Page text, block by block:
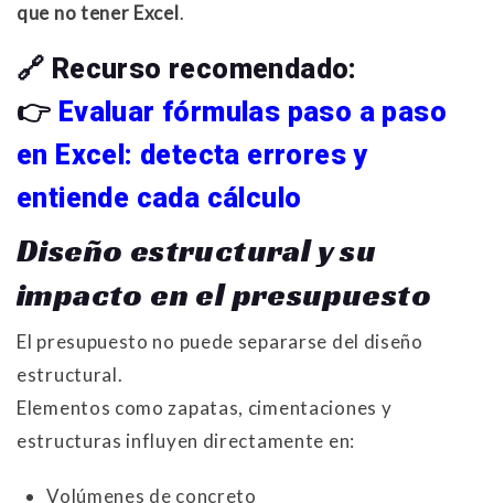
que no tener Excel.
🔗 Recurso recomendado:
👉 Evaluar fórmulas paso a paso
en Excel: detecta errores y
entiende cada cálculo
Diseño estructural y su
impacto en el presupuesto
El presupuesto no puede separarse del diseño
estructural.
Elementos como zapatas, cimentaciones y
estructuras influyen directamente en:
Volúmenes de concreto